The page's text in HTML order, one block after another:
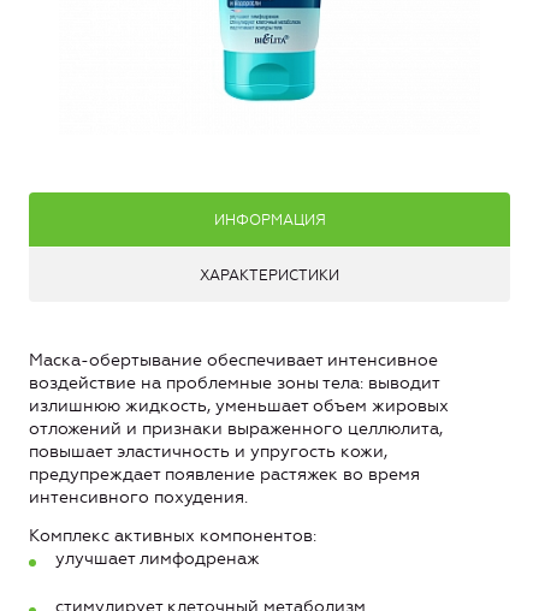
ИНФОРМАЦИЯ
ХАРАКТЕРИСТИКИ
Маска-обертывание обеспечивает интенсивное
воздействие на проблемные зоны тела: выводит
излишнюю жидкость, уменьшает объем жировых
отложений и признаки выраженного целлюлита,
повышает эластичность и упругость кожи,
предупреждает появление растяжек во время
интенсивного похудения.
Комплекс активных компонентов:
улучшает лимфодренаж
стимулирует клеточный метаболизм